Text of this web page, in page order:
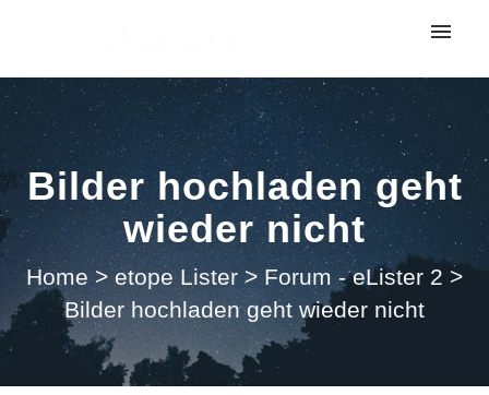
My tickets
Submit ticket
Login
Bilder hochladen geht
wieder nicht
Home > etope Lister > Forum - eLister 2 >
Bilder hochladen geht wieder nicht